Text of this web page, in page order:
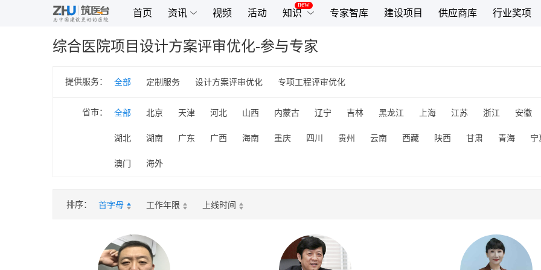
首页 资讯 视频 活动 知识 专家智库 建设项目 供应商库 行业奖项
综合医院项目设计方案评审优化-参与专家
提供服务： 全部 定制服务 设计方案评审优化 专项工程评审优化
省市： 全部 北京 天津 河北 山西 内蒙古 辽宁 吉林 黑龙江 上海 江苏 浙江 安徽
湖北 湖南 广东 广西 海南 重庆 四川 贵州 云南 西藏 陕西 甘肃 青海 宁
澳门 海外
排序： 首字母 工作年限 上线时间